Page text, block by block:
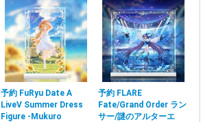
予約 FuRyu Date A
LiveⅤ Summer Dress
Figure -Mukuro
予約 FLARE
Fate/Grand Order ラン
サー/謎のアルターエ